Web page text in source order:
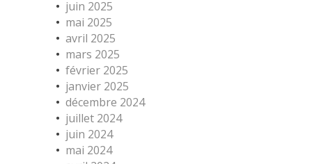
juin 2025
mai 2025
avril 2025
mars 2025
février 2025
janvier 2025
décembre 2024
juillet 2024
juin 2024
mai 2024